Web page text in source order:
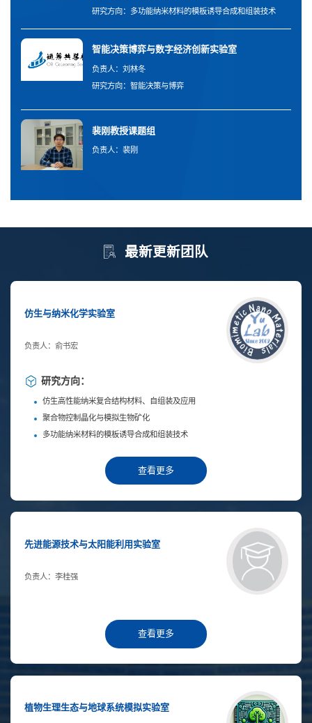
研究方向：多功能纳米材料的模板诱导合成和组装技术
智能决策博弈与数字经济创新实验室
负责人：刘林冬
研究方向：智能决策与博弈
裴刚教授课题组
负责人：裴刚
最新更新团队
仿生与纳米化学实验室
负责人：俞书宏
研究方向：
仿生高性能纳米复合结构材料、自组装及应用
聚合物控制晶化与模拟生物矿化
多功能纳米材料的模板诱导合成和组装技术
查看更多
先进能源技术与太阳能利用实验室
负责人：李桂强
查看更多
植物生理生态与地球系统模拟实验室